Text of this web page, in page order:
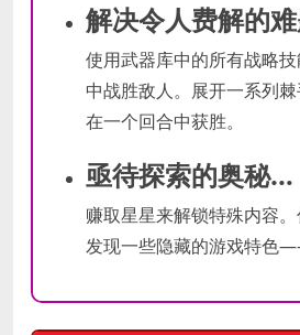
解决令人费解的难
使用武器库中的所有战略
中战胜敌人。展开一系列
在一个回合中获胜。
亟待探索的奥秘…
赚取星星来解锁特殊内容
发现一些隐藏的游戏特色